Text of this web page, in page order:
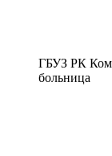
ГБУЗ РК
больница